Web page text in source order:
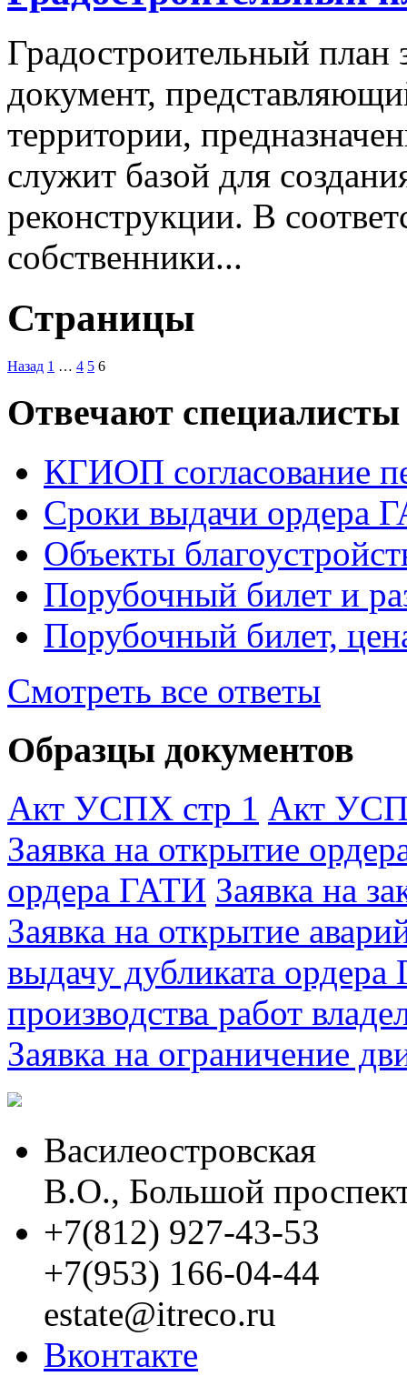
Градостроительный план
документ,
территории,
служит базой для
реконструкции. В
собственники...
Страницы
Назад 1 … 4 5 6
Отвечают специалисты
КГИОП согласование
Сроки выдачи ордера
Объекты
Порубочный билет и
Порубочный билет,
Смотреть все ответы
Образцы документов
Акт УСПХ стр 1 Акт
Заявка на открытие
ордера ГАТИ Заявка на
Заявка на открытие
выдачу дубликата
производства работ
Заявка на ограничение
Василеостровская
В.О., Большой
+7(812) 927-43-53
+7(953) 166-04-44
estate@itreco.ru
Вконтакте